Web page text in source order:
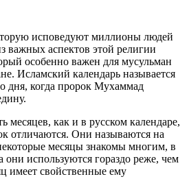
исповедуют миллионы людей
важных аспектов этой религии
особенно важен для мусульман
Исламский календарь называется
дня, когда пророк Мухаммад
месяцев, как и в русском календаре,
отличаются. Они называются на
месяцы знакомы многим, в
они используются гораздо реже, чем
имеет свойственные ему